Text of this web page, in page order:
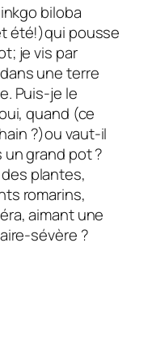
biloba
été!)qui pousse
je vis par
une terre
Puis-je le
quand (ce
?)ou vaut-il
un grand pot ?
plantes,
romarins,
aimant une
sévère ?